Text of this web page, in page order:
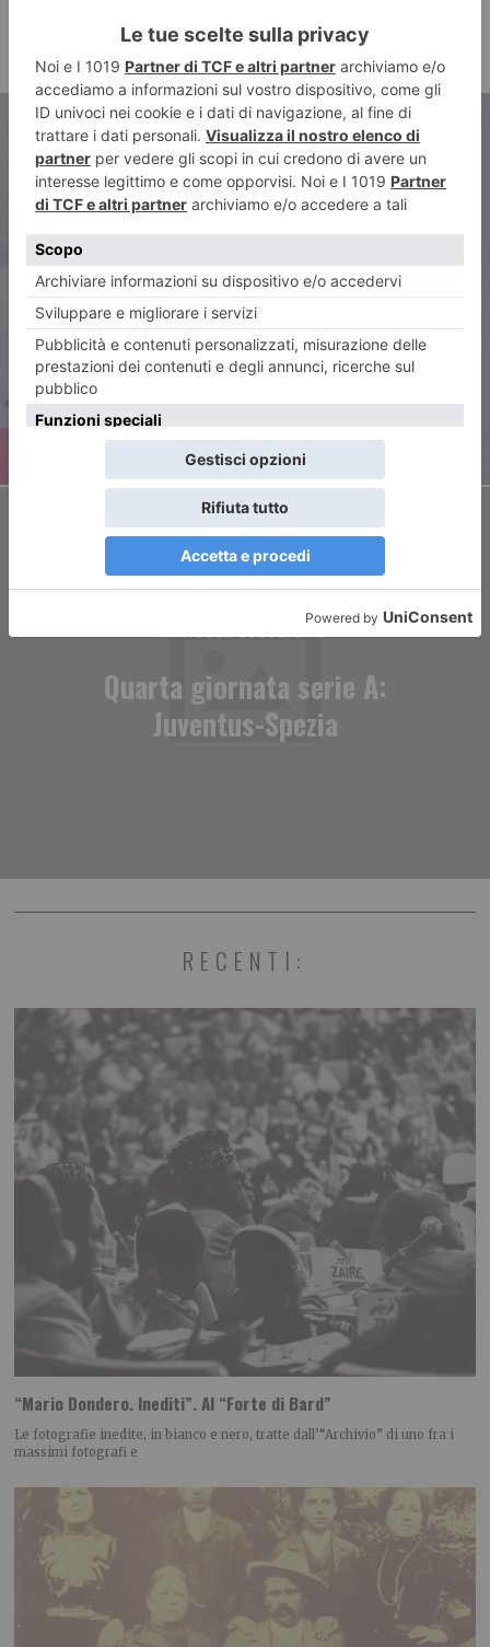
Short track, quattro torinesi in
Nazionale
Quarta giornata serie A:
Juventus-Spezia
RECENTI:
“Mario Dondero. Inediti”. Al “Forte di Bard”
Le fotografie inedite, in bianco e nero, tratte dall’“Archivio” di uno fra i
massimi fotografi e